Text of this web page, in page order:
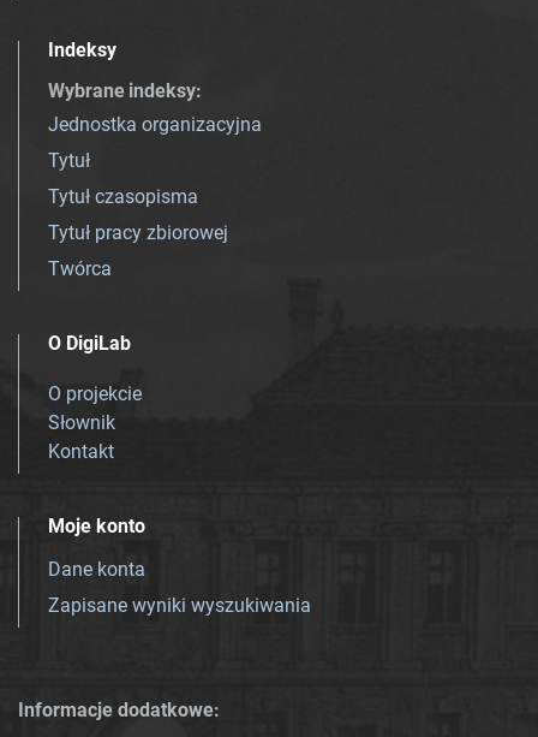
Indeksy
Wybrane indeksy:
Jednostka organizacyjna
Tytuł
Tytuł czasopisma
Tytuł pracy zbiorowej
Twórca
O DigiLab
O projekcie
Słownik
Kontakt
Moje konto
Dane konta
Zapisane wyniki wyszukiwania
Informacje dodatkowe: